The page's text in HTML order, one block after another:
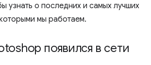
узнать о последних и самых лучших
мы работаем.
появился в сети